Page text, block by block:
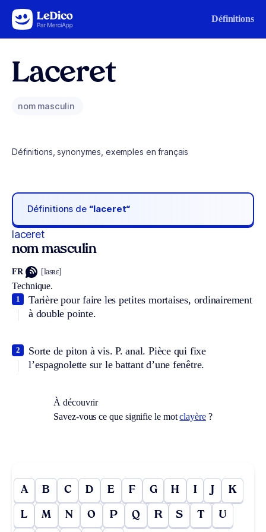
Aller au contenu Définitions
Laceret
nom masculin
Définitions, synonymes, exemples en français
Définitions de “laceret“
laceret
nom masculin
FR [lasʀɛ]
Technique.
Tarière pour faire les petites mortaises, ordinairement
à double pointe.
1
Sorte de piton à vis.P. anal. Pièce qui fixe
l’espagnolette sur le battant d’une fenêtre.
2
À découvrir
Savez-vous ce que signifie le motclayère?
A B C D E F G H I J K
L M N O P Q R S T U